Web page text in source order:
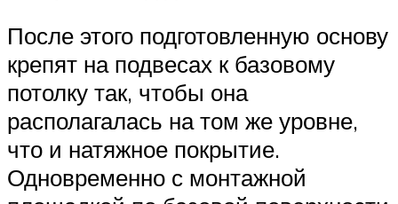
После этого подготовленную основу
крепят на подвесах к базовому
потолку так, чтобы она
располагалась на том же уровне,
что и натяжное покрытие.
Одновременно с монтажной